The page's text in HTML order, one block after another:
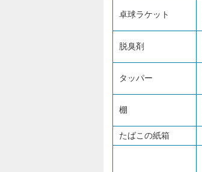
卓球ラケット
脱臭剤
タッパー
棚
たばこの紙箱